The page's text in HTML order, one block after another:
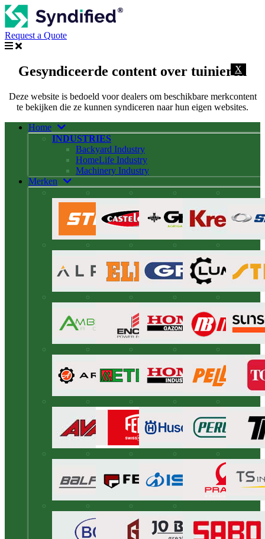
Request a Quote
X
Gesyndiceerde content over tuinieren
Deze website is bedoeld voor dealers om beschikbare merkcontent
te bekijken die ze kunnen syndiceren naar hun eigen websites.
Home
INDUSTRIES
Backyard Industry
HomeLife Industry
Machinery Industry
Merken